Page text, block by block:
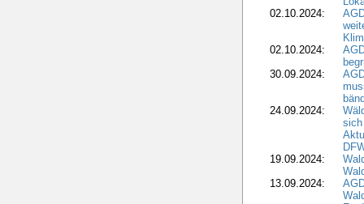
02.10.2024:
02.10.2024:
30.09.2024:
24.09.2024:
sich
19.09.2024:
13.09.2024: